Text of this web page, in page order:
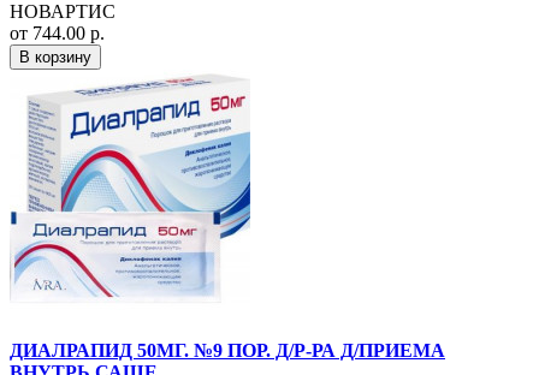
НОВАРТИС
от 744.00 р.
В корзину
ДИАЛРАПИД 50МГ. №9 ПОР. Д/Р-РА Д/ПРИЕМА